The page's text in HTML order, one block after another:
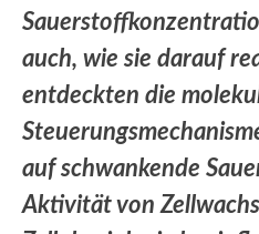
auch, wie sie darauf
entdeckten die
auf schwankende
Aktivität von